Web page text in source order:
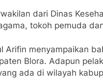
dari Dinas
tokoh pemuda
Arifin menyampaikan
Blora. Adapun
ada di wilayah